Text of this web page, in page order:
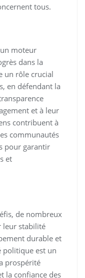
tous.
moteur
dans la
un rôle crucial
en défendant la
et à leur
contribuent à
communautés
pour garantir
et
de nombreux
leur stabilité
durable et
politique est un
prospérité
la confiance des